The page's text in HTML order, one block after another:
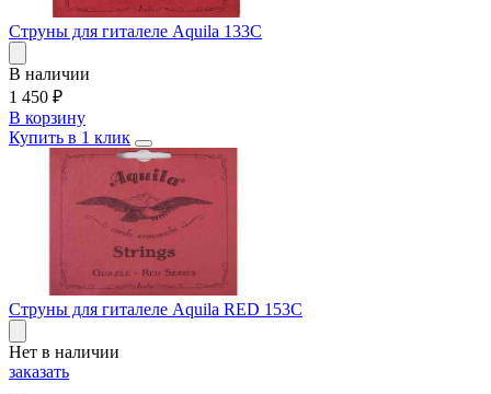
Струны для гиталеле Aquila 133C
В наличии
1 450 ₽
В корзину
Купить в 1 клик
Струны для гиталеле Aquila RED 153C
Нет в наличии
заказать